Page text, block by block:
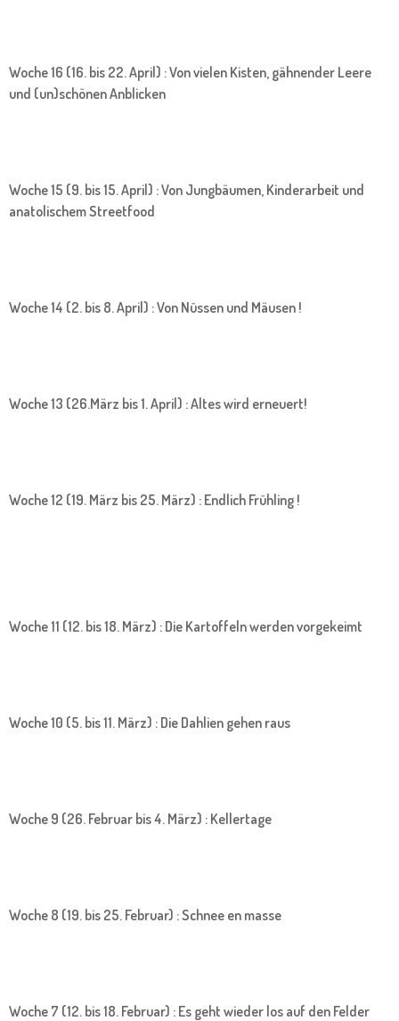
Woche 16 (16. bis 22. April) : Von vielen Kisten, gähnender Leere
und (un)schönen Anblicken
Woche 15 (9. bis 15. April) : Von Jungbäumen, Kinderarbeit und
anatolischem Streetfood
Woche 14 (2. bis 8. April) : Von Nüssen und Mäusen !
Woche 13 (26.März bis 1. April) : Altes wird erneuert!
Woche 12 (19. März bis 25. März) : Endlich Frühling !
Woche 11 (12. bis 18. März) : Die Kartoffeln werden vorgekeimt
Woche 10 (5. bis 11. März) : Die Dahlien gehen raus
Woche 9 (26. Februar bis 4. März) : Kellertage
Woche 8 (19. bis 25. Februar) : Schnee en masse
Woche 7 (12. bis 18. Februar) : Es geht wieder los auf den Felder